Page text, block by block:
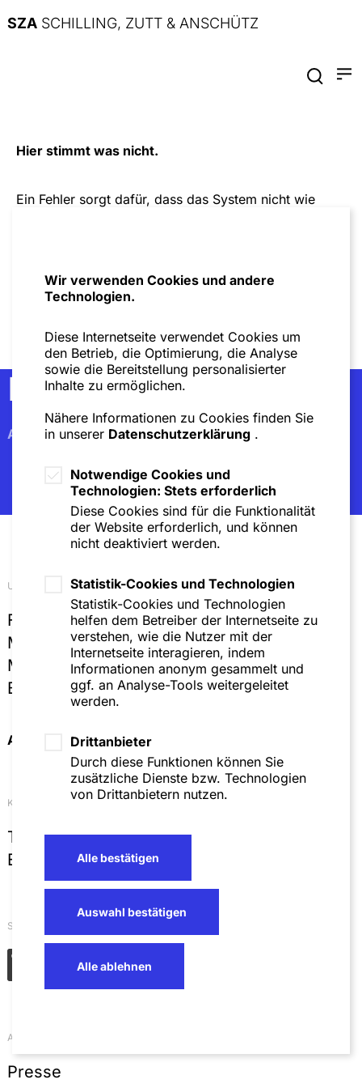
SZA SCHILLING, ZUTT & ANSCHÜTZ
Hier stimmt was nicht.
Ein Fehler sorgt dafür, dass das System nicht wie
Zur Startseite
Newsletter
Abonnieren
Unsere Standorte
Frankfurt
Mannheim
München
Brüssel
Anfahrt & Kontakt
Kontakt
T
+49 621 4257 0
E
info@sza.de
Soziale Netzwerke
Aktuelles
Presse
Wir verwenden Cookies und andere
Technologien.
Diese Internetseite verwendet Cookies um
den Betrieb, die Optimierung, die Analyse
sowie die Bereitstellung personalisierter
Inhalte zu ermöglichen.
Nähere Informationen zu Cookies finden Sie
in unserer Datenschutzerklärung .
Notwendige Cookies und
Technologien: Stets erforderlich
Diese Cookies sind für die Funktionalität
der Website erforderlich, und können
nicht deaktiviert werden.
Statistik-Cookies und Technologien
Statistik-Cookies und Technologien
helfen dem Betreiber der Internetseite zu
verstehen, wie die Nutzer mit der
Internetseite interagieren, indem
Informationen anonym gesammelt und
ggf. an Analyse-Tools weitergeleitet
werden.
Drittanbieter
Durch diese Funktionen können Sie
zusätzliche Dienste bzw. Technologien
von Drittanbietern nutzen.
Alle bestätigen
Auswahl bestätigen
Alle ablehnen